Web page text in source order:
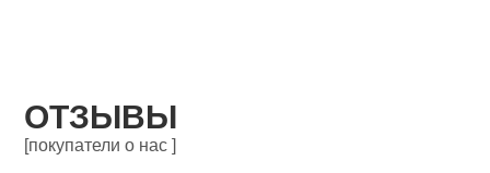
ОТЗЫВЫ
[покупатели о нас ]